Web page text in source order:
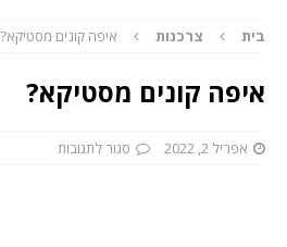
בית צרכנות איפה קונים מסטיקא?
איפה קונים מסטיקא?
אפריל 2, 2022 סגור לתגובות